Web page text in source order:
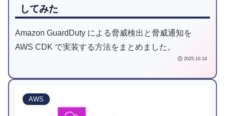
してみた
Amazon GuardDuty による脅威検出と脅威通知を
AWS CDK で実装する方法をまとめました。
2025.10.14
AWS